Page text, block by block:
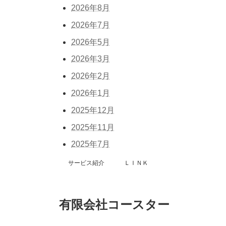
2026年8月
2026年7月
2026年5月
2026年3月
2026年2月
2026年1月
2025年12月
2025年11月
2025年7月
サービス紹介 ＬＩＮＫ
有限会社コースター